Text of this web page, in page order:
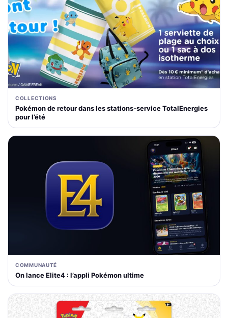
COLLECTIONS
Pokémon de retour dans les stations-service TotalEnergies
pour l’été
COMMUNAUTÉ
On lance Elite4 : l’appli Pokémon ultime